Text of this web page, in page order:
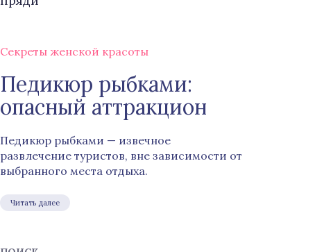
Секреты женской красоты
Педикюр рыбками:
опасный аттракцион
Педикюр рыбками — извечное
развлечение туристов, вне зависимости от
выбранного места отдыха.
Читать далее